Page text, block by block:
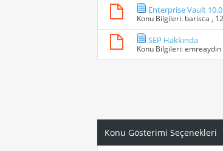
Enterprise Vault
Konu Bilgileri: barisca ,
SEP Hakkında
Konu Bilgileri:emreaydin
Konu Gösterimi Seçenekleri